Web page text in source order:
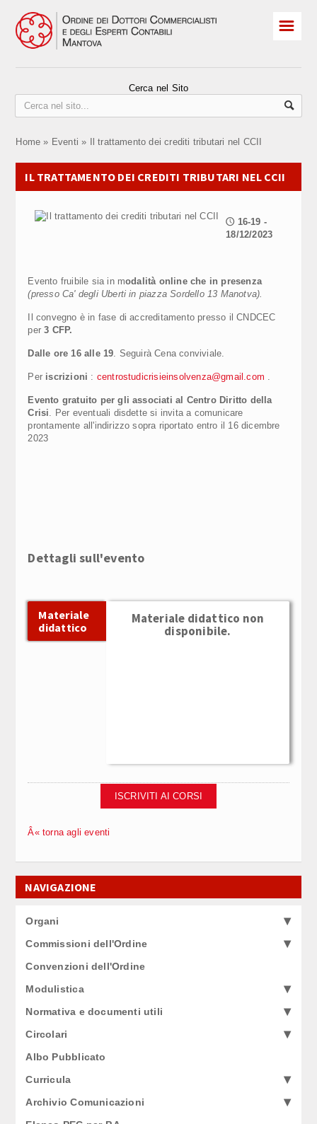
Praticanti
ELEZIONI 2026
Revisori
Convegni e corsi
Contatti
☰
Cerca nel Sito
Home » Eventi » Il trattamento dei crediti tributari nel CCII
IL TRATTAMENTO DEI CREDITI TRIBUTARI NEL CCII
🕔 16-19 -
18/12/2023
Evento fruibile sia in modalità online che in presenza
(presso Ca' degli Uberti in piazza Sordello 13 Manotva).
Il convegno è in fase di accreditamento presso il CNDCEC
per3 CFP.
Dalle ore 16 alle 19 . Seguirà Cena conviviale.
Per iscrizioni : centrostudicrisieinsolvenza@gmail.com
Evento gratuito per gli associati al Centro Diritto della
Crisi . Per eventuali disdette si invita a comunicare
prontamente all'indirizzo sopra riportato entro il 16 dicembre
2023
Dettagli sull'evento
Materiale
didattico
Materiale didattico non
disponibile.
ISCRIVITI AI CORSI
Â« torna agli eventi
NAVIGAZIONE
Organi
Commissioni dell'Ordine
Convenzioni dell'Ordine
Modulistica
Normativa e documenti utili
Circolari
Albo Pubblicato
Curricula
Archivio Comunicazioni